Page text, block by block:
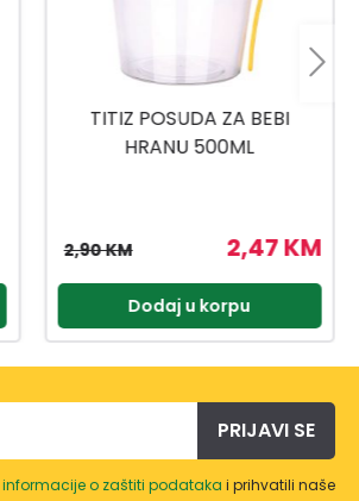
TITIZ SET ZA SLADOLED AP-
9425
3,57 KM
4,20 KM
Dodaj u korpu
PRIJAVI SE
informacije o zaštiti podataka i prihvatili naše